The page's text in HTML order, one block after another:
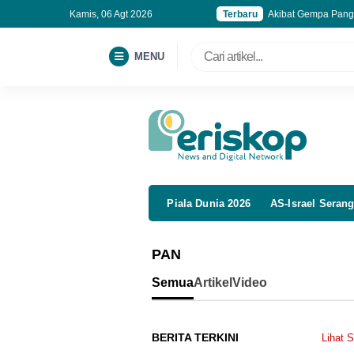
Kamis, 06 Agt 2026 Terbaru
Akibat Gempa
Polisi Gagalkan
MENU
Piala Dunia 2026 AS-Israel
PAN
SemuaArtikel Video
BERITA TERKINI Lihat